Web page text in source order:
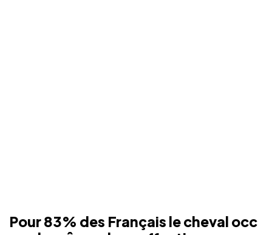
Pour 83% des Français le cheval occ